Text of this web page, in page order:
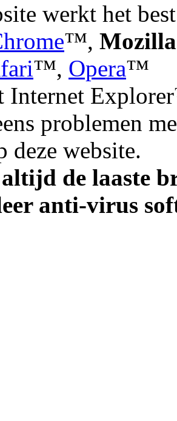
werkt het
™, Mozilla
™, Opera™
Internet
problemen
deze website.
de laaste
anti-virus